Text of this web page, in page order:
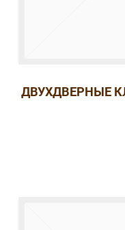
ДВУХДВЕРНЫЕ